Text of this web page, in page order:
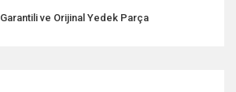
Garantili ve Orijinal Yedek Parça